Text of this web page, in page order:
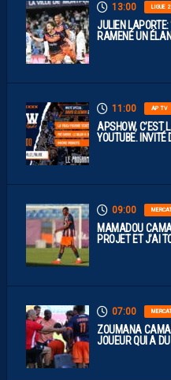
13:00 LIGUE 2
JULIEN LAPORTE:
RAMENÉ UN
11:00 AP TV
APSHOW, C’EST
YOUTUBE. INVITÉ
09:00
MAMADOU
PROJET ET J’AI
07:00
ZOUMANA
JOUEUR QUI A